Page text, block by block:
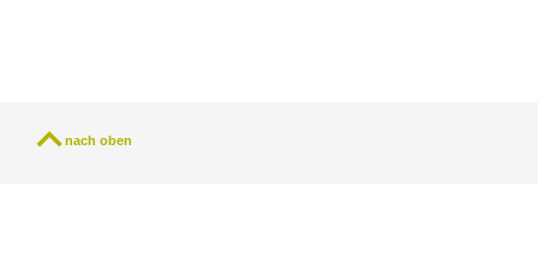
nach oben